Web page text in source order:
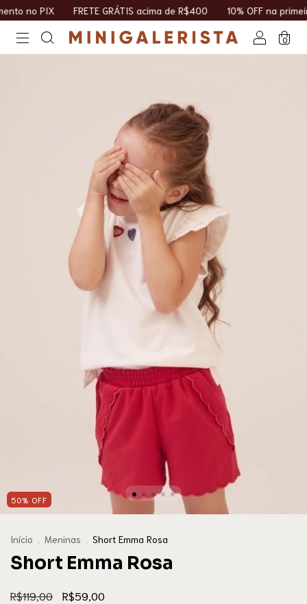
PIX FRETE GRÁTIS acima de R$400 10% OFF na primeira
0
50% OFF
Início Meninas Short Emma Rosa
Short Emma Rosa
R$119,00 R$59,00